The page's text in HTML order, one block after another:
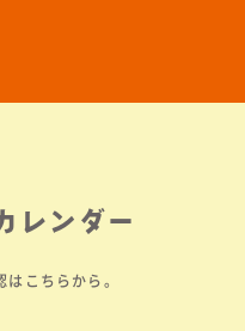
レンダー
こちらから。